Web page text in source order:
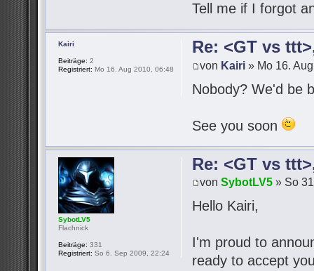
Tell me if I forgot
Re: <GT vs
von Kairi » Mo 16.
Nobody? We'd be
See you soon
Kairi
Beiträge: 2
Registriert: Mo 16. Aug 2010, 06:48
Re: <GT vs
vonSybotLV5 » So
Hello Kairi,
I'm proud to
ready to accept
SybotLV5
Flachnick
Beiträge: 331
Registriert: So 6. Sep 2009, 22:24